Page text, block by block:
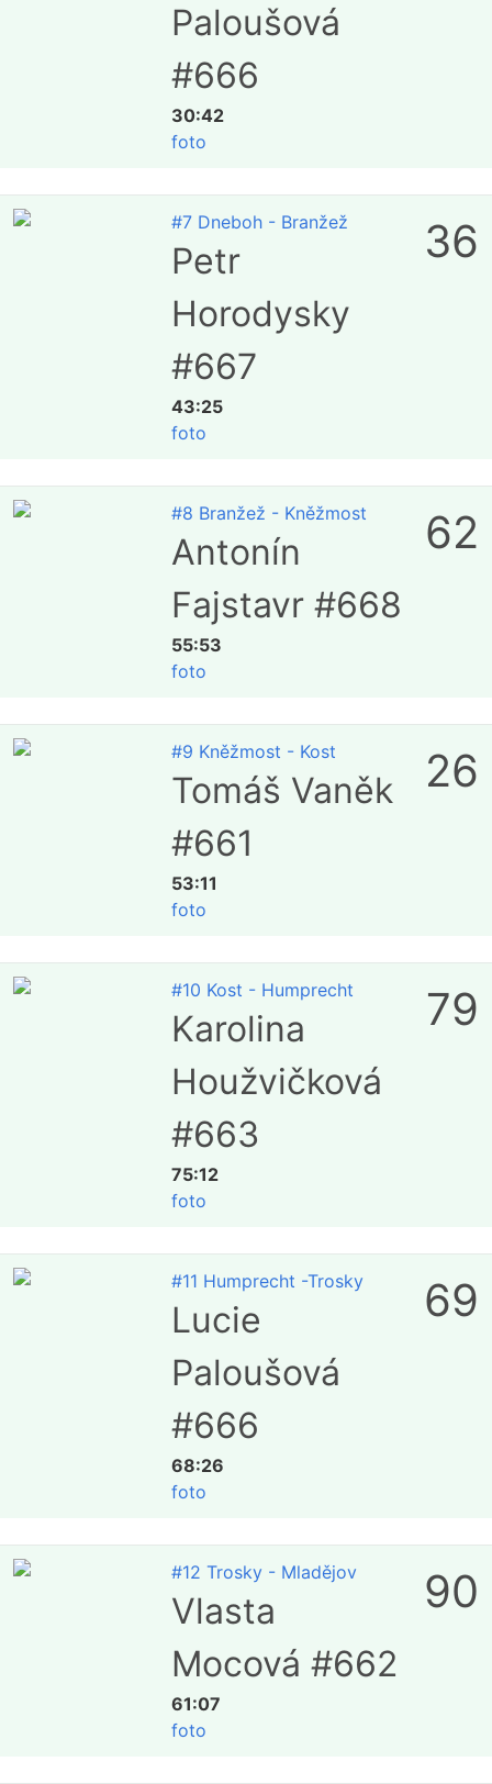
Paloušová
#666
30:42
foto
#7 Dneboh - Branžež
Petr
Horodysky
#667
43:25
foto
36
#8 Branžež - Kněžmost
Antonín
Fajstavr #668
55:53
foto
62
#9 Kněžmost - Kost
Tomáš Vaněk
#661
53:11
foto
26
#10 Kost - Humprecht
Karolina
Houžvičková
#663
75:12
foto
79
#11 Humprecht -Trosky
Lucie
Paloušová
#666
68:26
foto
69
#12 Trosky - Mladějov
Vlasta
Mocová #662
61:07
foto
90